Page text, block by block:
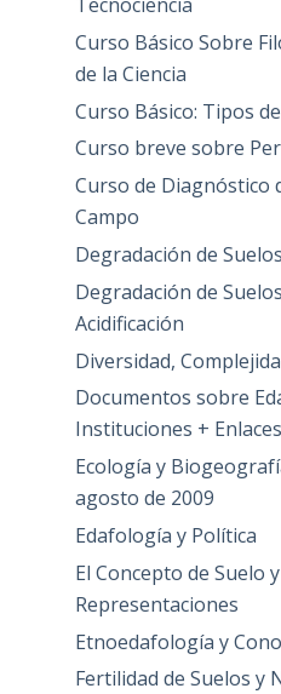
Curso Básico Sobre
de la Ciencia
Curso Básico: Tipos
Curso breve sobre
Curso de Diagnóstico
Campo
Degradación de
Degradación de
Acidificación
Diversidad,
Documentos sobre
Instituciones + Enlaces
Ecología y
agosto de 2009
Edafología y Política
El Concepto de Suelo
Representaciones
Etnoedafología y
Fertilidad de Suelos y